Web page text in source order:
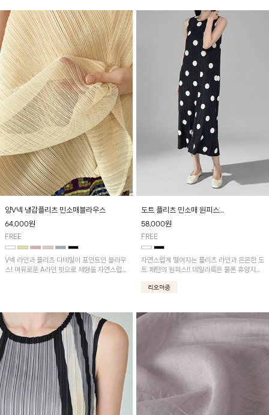
양V넥 냉감플리츠 민소매블라우스
64,000원
FREE
V넥 라인과 플리츠 디테일이 포인트인 블라우
스! 여유로운 A라인 핏으로 체형을 자연스럽게
도트 플리츠 민소매 원피스
[2차 리오더중] 8/19 순차적 발송!
58,000원
FREE
자연스럽게 떨어지는 플리츠 라인과 은은한 도
트 패턴의 원피스!! 데일리룩은 물론 휴양지룩
까지 다양하게 활용하기 좋은 아이템입니다.